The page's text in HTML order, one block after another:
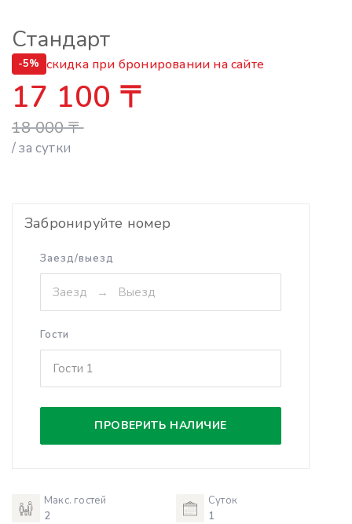
Стандарт
-5% скидка при бронировании на сайте
17 100 〒
18 000〒
/ за сутки
Макс. гостей
2
Суток
1
Забронируйте номер
Заезд/выезд
Гости
Гости 1
ПРОВЕРИТЬ НАЛИЧИЕ